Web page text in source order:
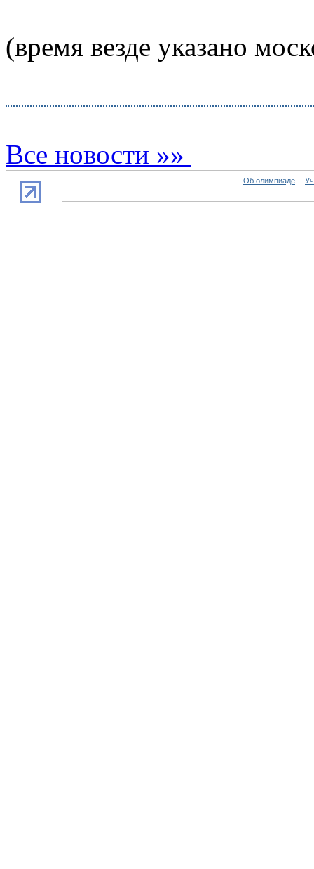
(время везде указано
Все новости »»
Об олимпиаде